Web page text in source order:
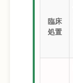
臨床
処置